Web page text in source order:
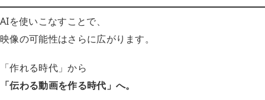
AIを使いこなすことで、
映像の可能性はさらに広がります。
「作れる時代」から
「伝わる動画を作る時代」へ。